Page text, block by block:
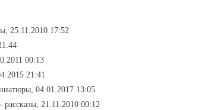
25.11.2010 17:52
00:13
21:41
04.01.2017 13:05
- рассказы, 21.11.2010 00:12